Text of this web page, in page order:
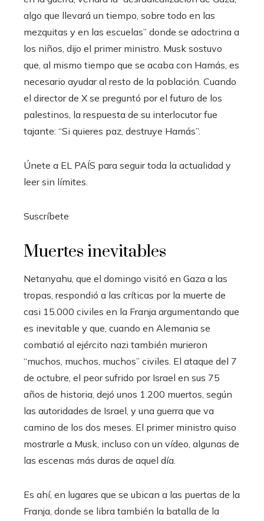
algo que llevará un tiempo, sobre todo en las
mezquitas y en las escuelas” donde se adoctrina a
los niños, dijo el primer ministro. Musk sostuvo
que, al mismo tiempo que se acaba con Hamás, es
necesario ayudar al resto de la población. Cuando
el director de X se preguntó por el futuro de los
palestinos, la respuesta de su interlocutor fue
tajante: “Si quieres paz, destruye Hamás”.
Únete a EL PAÍS para seguir toda la actualidad y
leer sin límites.
Suscríbete
Muertes inevitables
Netanyahu, que el domingo visitó en Gaza a las
tropas, respondió a las críticas por la muerte de
casi 15.000 civiles en la Franja argumentando que
es inevitable y que, cuando en Alemania se
combatió al ejército nazi también murieron
“muchos, muchos, muchos” civiles. El ataque del 7
de octubre, el peor sufrido por Israel en sus 75
años de historia, dejó unos 1.200 muertos, según
las autoridades de Israel, y una guerra que va
camino de los dos meses. El primer ministro quiso
mostrarle a Musk, incluso con un vídeo, algunas de
las escenas más duras de aquel día.
Es ahí, en lugares que se ubican a las puertas de la
Franja, donde se libra también la batalla de la